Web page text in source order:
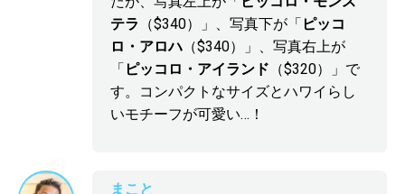
テラ
（$340）」、写真下が「 ピッコ
ロ・アロハ （$340）」、写真右上が
「 ピッコロ・アイランド （$320）」で
す。コンパクトなサイズとハワイらし
いモチーフが可愛い…！
まこと